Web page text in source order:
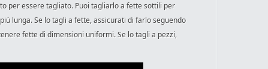
per essere tagliato. Puoi tagliarlo a fette sottili per
lunga. Se lo tagli a fette, assicurati di farlo seguendo
fette di dimensioni uniformi. Se lo tagli a pezzi,